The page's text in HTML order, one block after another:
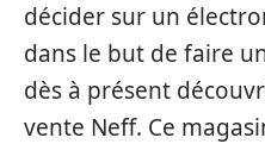
décider sur un
dans le but de faire
dès à présent
vente Neff. Ce